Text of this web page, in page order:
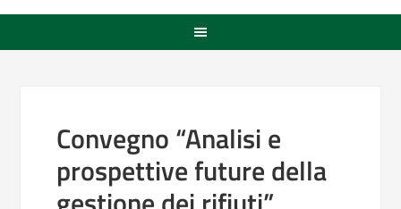
Convegno “Analisi e
prospettive future della